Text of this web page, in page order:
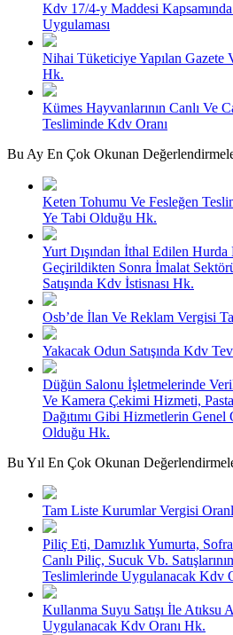
Kdv 17/4-y Maddesi
Uygulaması
Nihai Tüketiciye Yapılan Gazete
Hk.
Kümes Hayvanlarının Canlı Ve
Tesliminde Kdv Oranı
Bu Ay En Çok Okunan
Keten Tohumu Ve Fesleğen
Ye Tabi Olduğu Hk.
Yurt Dışından İthal Edilen Hurda
Geçirildikten Sonra İmalat
Satışında Kdv İstisnası Hk.
Osb’de İlan Ve Reklam Vergisi
Yakacak Odun Satışında Kdv
Düğün Salonu İşletmelerinde
Ve Kamera Çekimi Hizmeti,
Dağıtımı Gibi Hizmetlerin
Olduğu Hk.
Bu Yıl En Çok Okunan
Tam Liste Kurumlar Vergisi
Piliç Eti, Damızlık Yumurta,
Canlı Piliç, Sucuk Vb.
Teslimlerinde Uygulanacak Kdv
Kullanma Suyu Satışı İle Atıksu
Uygulanacak Kdv Oranı Hk.